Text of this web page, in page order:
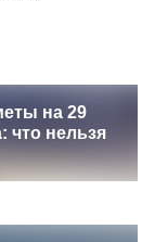
на 29
что нельзя